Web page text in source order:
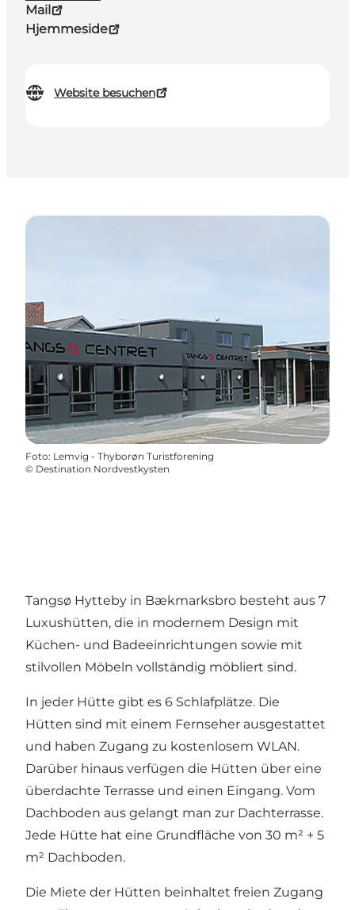
Mail
Hjemmeside
Website besuchen
Foto: Lemvig - Thyborøn Turistforening
© Destination Nordvestkysten
Tangsø Hytteby in Bækmarksbro besteht aus 7
Luxushütten, die in modernem Design mit
Küchen- und Badeeinrichtungen sowie mit
stilvollen Möbeln vollständig möbliert sind.
In jeder Hütte gibt es 6 Schlafplätze. Die
Hütten sind mit einem Fernseher ausgestattet
und haben Zugang zu kostenlosem WLAN.
Darüber hinaus verfügen die Hütten über eine
überdachte Terrasse und einen Eingang. Vom
Dachboden aus gelangt man zur Dachterrasse.
Jede Hütte hat eine Grundfläche von 30 m² + 5
m² Dachboden.
Die Miete der Hütten beinhaltet freien Zugang